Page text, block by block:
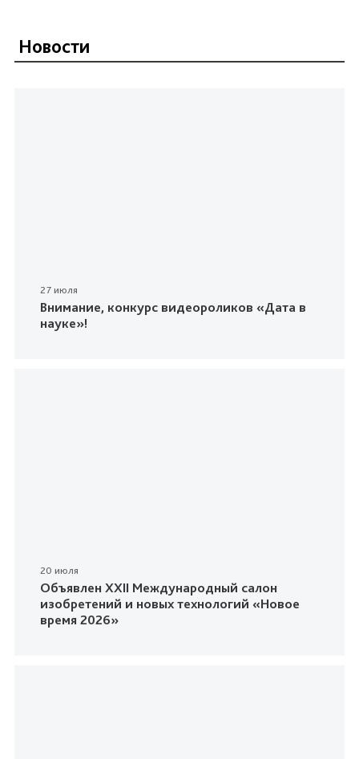
Новости
27 июля
Внимание, конкурс видеороликов «Дата в
науке»!
20 июля
Объявлен XXII Международный салон
изобретений и новых технологий «Новое
время 2026»